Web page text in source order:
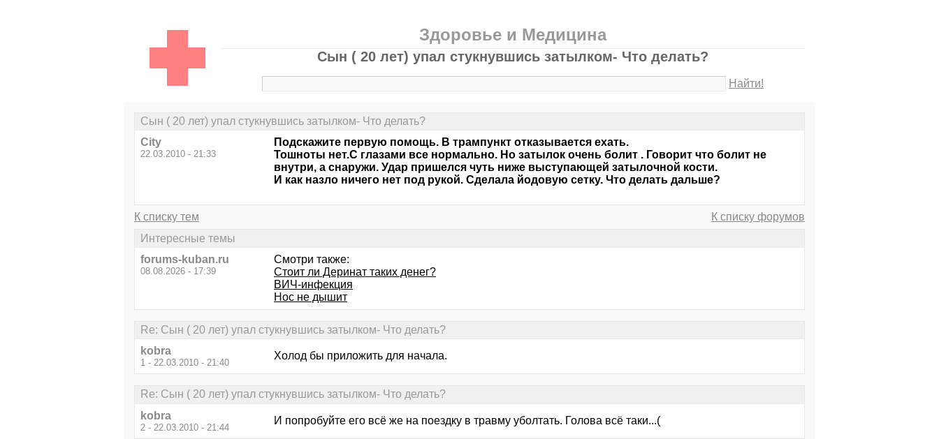
Здоровье и Медицина
Сын ( 20 лет) упал стукнувшись затылком- Что делать?
Найти!
Сын ( 20 лет) упал стукнувшись затылком- Что делать?
City
22.03.2010 - 21:33
Подскажите первую помощь. В трампункт отказывается ехать.
Тошноты нет.С глазами все нормально. Но затылок очень болит . Говорит что болит не
внутри, а снаружи. Удар пришелся чуть ниже выступающей затылочной кости.
И как назло ничего нет под рукой. Сделала йодовую сетку. Что делать дальше?
К списку тем
К списку форумов
Интересные темы
forums-kuban.ru
08.08.2026 - 17:39
Смотри также:
Стоит ли Деринат таких денег?
ВИЧ-инфекция
Нос не дышит
Re: Сын ( 20 лет) упал стукнувшись затылком- Что делать?
kobra
1 - 22.03.2010 - 21:40
Холод бы приложить для начала.
Re: Сын ( 20 лет) упал стукнувшись затылком- Что делать?
kobra
2 - 22.03.2010 - 21:44
И попробуйте его всё же на поездку в травму уболтать. Голова всё таки...(